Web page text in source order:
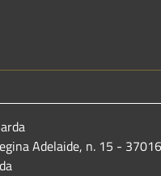
Adelaide, n. 15 -